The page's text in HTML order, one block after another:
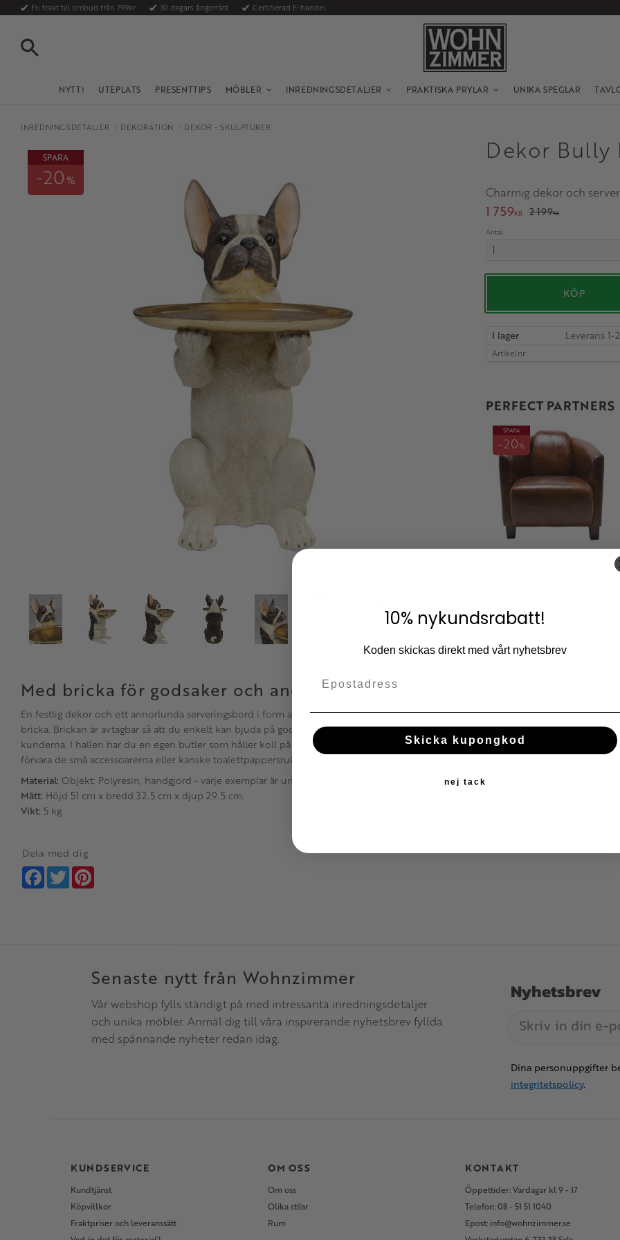
Fri frakt till ombud från 799kr 30 dagars ångerrätt Certifierad E-handel
NYTT! UTEPLATS PRESENTTIPS MÖBLER INREDNINGSDETALJER PRAKTISKA PRYLAR UNIKA SPEGLAR
INREDNINGSDETALJER DEKORATION DEKOR - SKULPTURER
Dekor Bully
Charmig dekor och
SPARA
20 %
Nedsatt pris:
1 759KR Ordinarie pris:
2 199KR
Antal
KÖP
I lager
Artikelnr
PERFECT PARTNERS
SPARA
20%
KÖP
Med bricka för godsaker och andra småsaker
En festlig dekor och ett annorlunda serveringsbord i form av en fransk bulldog som håller i en
bricka. Brickan är avtagbar så att du enkelt kan bjuda på godsaker till gästerna eller give-aways till
kunderna. I hallen har du en egen butler som håller koll på nycklarna och i sovrummet kan du
förvara de små accessoarerna eller kanske toalettpappersrullen på gästtoaletten?
Material: Objekt: Polyresin, handgjord - varje exemplar är unikt!
Mått: Höjd 51 cm x bredd 32.5 cm x djup 29.5 cm.
Vikt: 5 kg
Dela med dig
Facebook
Twitter
Senaste nytt från Wohnzimmer
Vår webshop fylls ständigt på med intressanta inredningsdetaljer
och unika möbler. Anmäl dig till våra inspirerande nyhetsbrev fyllda
med spännande nyheter redan idag.
Nyhetsbrev
Dina personuppgifter
integritetspolicy.
KUNDSERVICE
Kundtjänst
Köpvillkor
Fraktpriser och leveranssätt
OM OSS
Om oss
Olika stilar
Rum
KONTAKT
Öppettider: Vardagar kl 9 - 17
Telefon: 08 - 51 51 1040
Epost: info@wohnzimmer.se
10% nykundsrabatt!
Koden skickas direkt med vårt nyhetsbrev
Skicka kupongkod
nej tack